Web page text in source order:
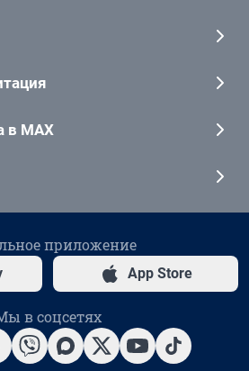
в MAX
приложение
App Store
в соцсетях